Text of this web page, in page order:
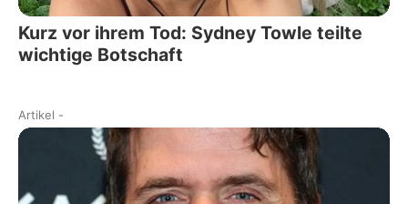
Kurz vor ihrem Tod: Sydney Towle teilte
wichtige Botschaft
Artikel -